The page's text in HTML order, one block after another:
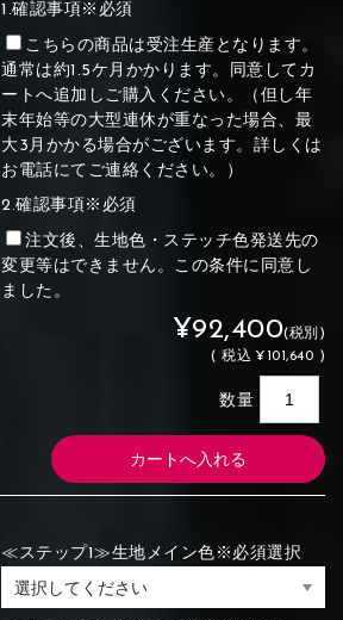
1.確認事項※必須
こちらの商品は受注生産となります。
通常は約1.5ケ月かかります。同意してカ
ートへ追加しご購入ください。（但し年
末年始等の大型連休が重なった場合、最
大3月かかる場合がございます。詳しくは
お電話にてご連絡ください。）
2.確認事項※必須
注文後、生地色・ステッチ色発送先の
変更等はできません。この条件に同意し
ました。
¥92,400(税別)
(税込 ¥101,640 )
数量
≪ステップ1≫生地メイン色※必須選択